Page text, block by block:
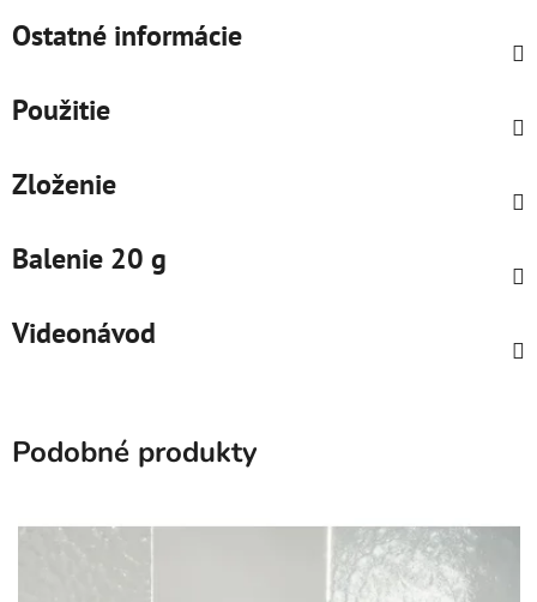
Ostatné informácie
Použitie
Zloženie
Balenie 20 g
Videonávod
Podobné produkty